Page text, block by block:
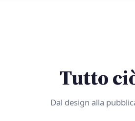
Tutto
Dal design alla